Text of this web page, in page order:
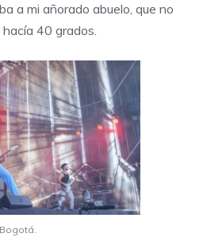
a mi añorado abuelo, que no
40 grados.